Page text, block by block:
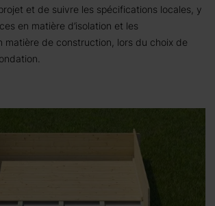
et de suivre les spécifications locales, y
en matière d’isolation et les
matière de construction, lors du choix de